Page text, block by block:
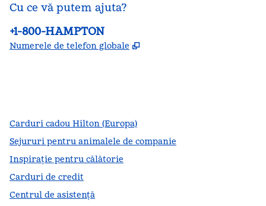
Cu ce vă putem ajuta?
Telefon:
+1-800-HAMPTON
Numerele de telefon globale ,
Carduri cadou Hilton (Europa)
Sejururi pentru animalele de companie
Inspirație pentru călătorie
Carduri de credit
Centrul de asistență